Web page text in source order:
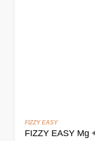
FIZZY EASY
FIZZY EASY Mg